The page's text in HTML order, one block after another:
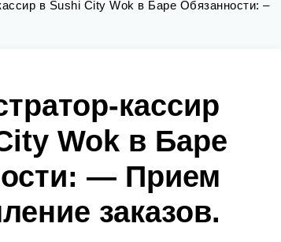
в Sushi City Wok в Баре Обязанности: –
кассир
Wok в Баре
— Прием
заказов.